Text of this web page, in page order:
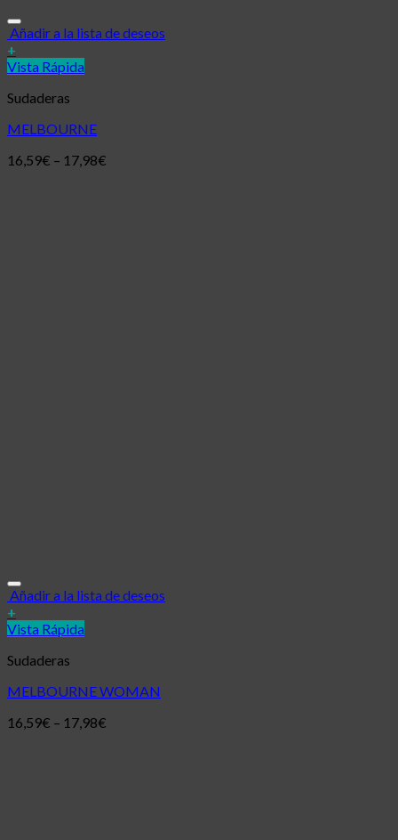
Añadir a la lista de deseos
+
Vista Rápida
Sudaderas
MELBOURNE
16,59€ – 17,98€
Añadir a la lista de deseos
+
Vista Rápida
Sudaderas
MELBOURNE WOMAN
16,59€ – 17,98€